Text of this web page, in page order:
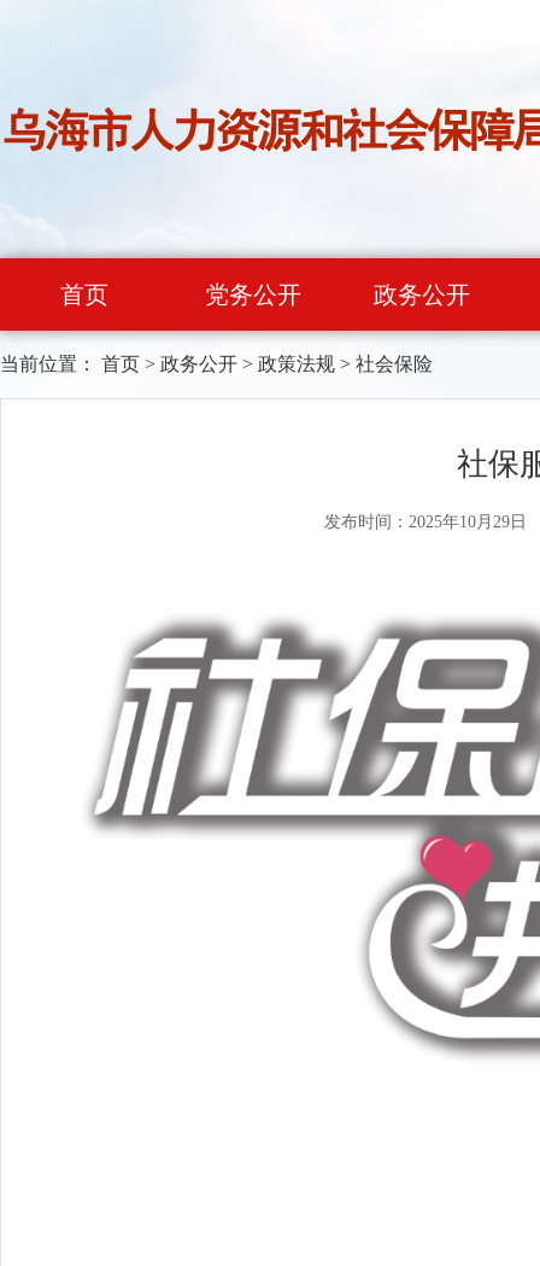
首页 党务公开 政务公开
当前位置： 首页 > 政务公开 > 政策法规 > 社会保险
社保
发布时间：2025年10月29日